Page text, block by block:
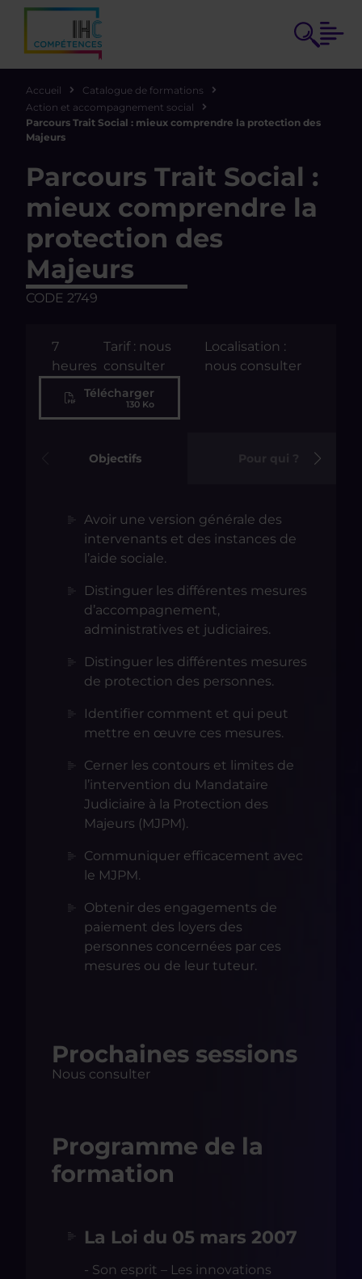
Accueil
Catalogue de formations
Action et accompagnement social
Parcours Trait Social : mieux comprendre la protection des
Majeurs
Parcours Trait Social :
mieux comprendre la
protection des
Majeurs
CODE 2749
7
heures
Tarif : nous
consulter
Localisation :
nous consulter
Télécharger
130 Ko
Objectifs
Avoir une version générale des
intervenants et des instances de
l’aide sociale.
Distinguer les différentes mesures
d’accompagnement,
administratives et judiciaires.
Distinguer les différentes mesures
de protection des personnes.
Identifier comment et qui peut
mettre en œuvre ces mesures.
Cerner les contours et limites de
l’intervention du Mandataire
Judiciaire à la Protection des
Majeurs (MJPM).
Communiquer efficacement avec
le MJPM.
Obtenir des engagements de
paiement des loyers des
personnes concernées par ces
mesures ou de leur tuteur.
Prochaines sessions
Nous consulter
Programme de la
formation
La Loi du 05 mars 2007
- Son esprit – Les innovations